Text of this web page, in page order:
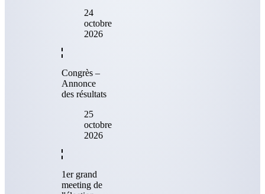
24
octobre
2026
Congrès –
Annonce
des résultats
25
octobre
2026
1er grand
meeting de